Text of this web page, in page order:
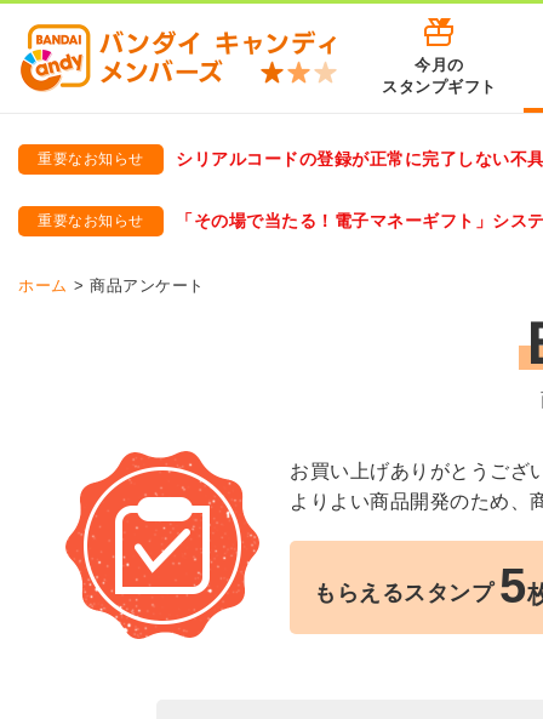
今月の
スタンプギフト
重要なお知らせ
シリアルコードの登録が正常に完了しない不
重要なお知らせ
「その場で当たる！電子マネーギフト」シス
ホーム 商品アンケート
お買い上げありがとうござ
よりよい商品開発のため、
もらえるスタンプ 5